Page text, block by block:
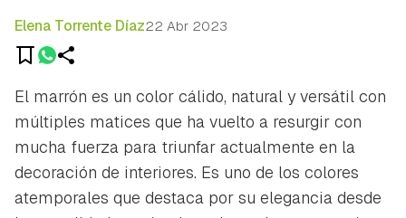
Elena Torrente Díaz22 Abr 2023
El marrón es un color cálido, natural y versátil con
múltiples matices que ha vuelto a resurgir con
mucha fuerza para triunfar actualmente en la
decoración de interiores. Es uno de los colores
atemporales que destaca por su elegancia desde